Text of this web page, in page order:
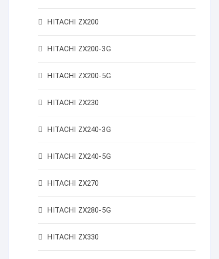
HITACHI ZX200
HITACHI ZX200-3G
HITACHI ZX200-5G
HITACHI ZX230
HITACHI ZX240-3G
HITACHI ZX240-5G
HITACHI ZX270
HITACHI ZX280-5G
HITACHI ZX330